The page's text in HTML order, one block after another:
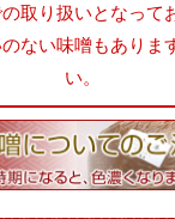
取り扱いとなって
ない味噌もありま
い。